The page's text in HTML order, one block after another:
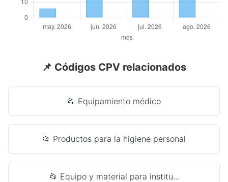
📌 Códigos CPV relacionados
📂 Equipamiento médico
📂 Productos para la higiene personal
📂 Equipo y material para institu...